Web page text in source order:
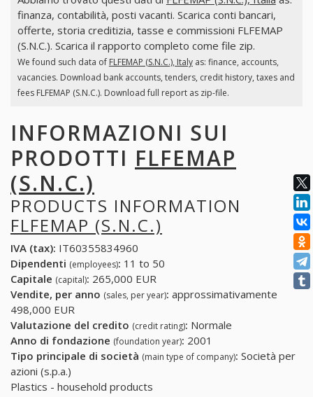
finanza, contabilità, posti vacanti. Scarica conti bancari,
offerte, storia creditizia, tasse e commissioni FLFEMAP
(S.N.C.). Scarica il rapporto completo come file zip.
We found such data of FLFEMAP (S.N.C.), Italyas: finance, accounts,
vacancies. Download bank accounts, tenders, credit history, taxes and
fees FLFEMAP (S.N.C.). Download full report as zip-file.
INFORMAZIONI SUI
PRODOTTI FLFEMAP
(S.N.C.)
PRODUCTS INFORMATION
FLFEMAP (S.N.C.)
IVA (tax): IT60355834960
Dipendenti (employees): 11 to 50
Capitale (capital): 265,000 EUR
Vendite, per anno (sales, per year): approssimativamente
498,000 EUR
Valutazione del credito (credit rating): Normale
Anno di fondazione (foundation year): 2001
Tipo principale di società (main type of company): Società per
azioni (s.p.a.)
Plastics - household products